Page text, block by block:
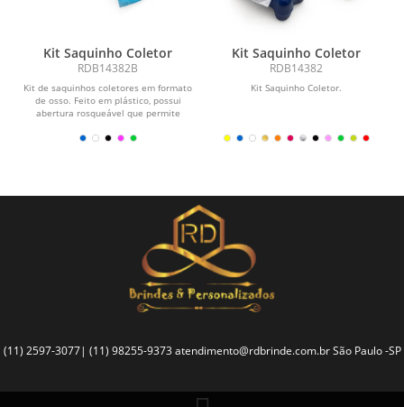
Kit Saquinho Coletor
RDB14382B
Kit de saquinhos coletores em formato
de osso. Feito em plástico, possui
abertura rosqueável que permite
Kit Saquinho Coletor
RDB14382
Kit Saquinho Coletor.
(11) 2597-3077| (11) 98255-9373 atendimento@rdbrinde.com.br São Paulo -SP